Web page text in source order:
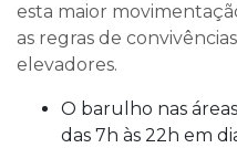
esta maior
as regras de
elevadores.
O barulho nas
das 7h às 22h em